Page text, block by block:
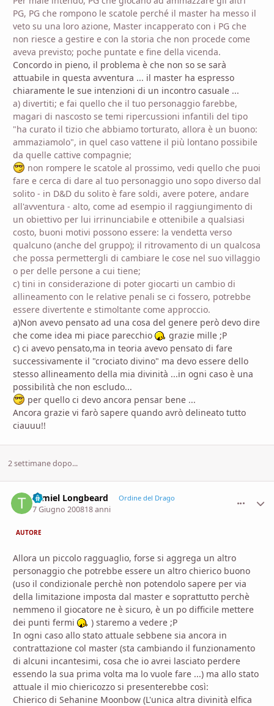
PG, PG che rompono le scatole perché il master ha messo il
veto su una loro azione, Master incapperato con i PG che
non riesce a gestire e con la storia che non procede come
aveva previsto; poche puntate e fine della vicenda.
Concordo in pieno, il problema è che non so se sarà
attuabile in questa avventura ... il master ha espresso
chiaramente le sue intenzioni di un incontro casuale ...
a) divertiti; e fai quello che il tuo personaggio farebbe,
magari di nascosto se temi ripercussioni infantili del tipo
"ha curato il tizio che abbiamo torturato, allora è un buono:
ammaziamolo", in quel caso vattene il più lontano possibile
da quelle cattive compagnie;
non rompere le scatole al prossimo, vedi quello che puoi
fare e cerca di dare al tuo personaggio uno sopo diverso dal
solito - in D&D du solito è fare soldi, avere potere, andare
all'avventura - alto, come ad esempio il raggiungimento di
un obiettivo per lui irrinunciabile e ottenibile a qualsiasi
costo, buoni motivi possono essere: la vendetta verso
qualcuno (anche del gruppo); il ritrovamento di un qualcosa
che possa permettergli di cambiare le cose nel suo villaggio
o per delle persone a cui tiene;
c) tini in considerazione di poter giocarti un cambio di
allineamento con le relative penali se ci fossero, potrebbe
essere divertente e stimoltante come approccio.
a)Non avevo pensato ad una cosa del genere però devo dire
che come idea mi piace parecchio
grazie mille ;P
c) ci avevo pensato,ma in teoria avevo pensato di fare
successivamente il "crociato divino" ma devo essere dello
stesso allineamento della mia divinità ...in ogni caso è una
possibilità che non escludo...
per quello ci devo ancora pensar bene ...
Ancora grazie vi farò sapere quando avrò delineato tutto
ciauuu!!
2 settimane dopo...
Tamiel Longbeard Ordine del Drago
7 Giugno 200818 anni
AUTORE
Allora un piccolo ragguaglio, forse si aggrega un altro
personaggio che potrebbe essere un altro chierico buono
(uso il condizionale perchè non potendolo sapere per via
della limitazione imposta dal master e soprattutto perchè
nemmeno il giocatore ne è sicuro, è un po difficile mettere
dei punti fermi
) staremo a vedere ;P
In ogni caso allo stato attuale sebbene sia ancora in
contrattazione col master (sta cambiando il funzionamento
di alcuni incantesimi, cosa che io avrei lasciato perdere
essendo la sua prima volta ma lo vuole fare ...) ma allo stato
attuale il mio chiericozzo si presenterebbe così:
Chierico di Sehanine Moonbow (L'unica altra divinità elfica